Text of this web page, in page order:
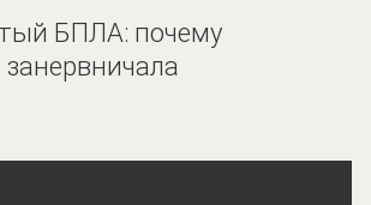
БПЛА: почему